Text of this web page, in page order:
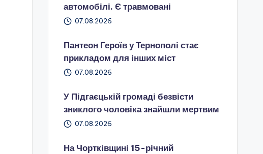
автомобілі. Є травмовані
07.08.2026
Пантеон Героїв у Тернополі стає
прикладом для інших міст
07.08.2026
У Підгаєцькій громаді безвісти
зниклого чоловіка знайшли мертвим
07.08.2026
На Чортківщині 15-річний